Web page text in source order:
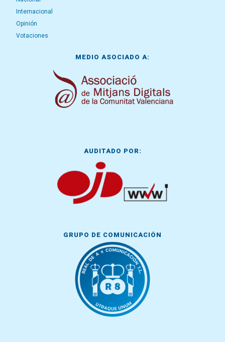
Internacional
Opinión
Votaciones
MEDIO ASOCIADO A:
AUDITADO POR:
GRUPO DE COMUNICACIÓN